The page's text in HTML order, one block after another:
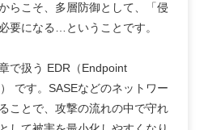
らこそ、多層防御として、「侵
要になる…ということです。
で扱う EDR（Endpoint
です。SASEなどのネットワー
ことで、攻撃の流れの中で守れ